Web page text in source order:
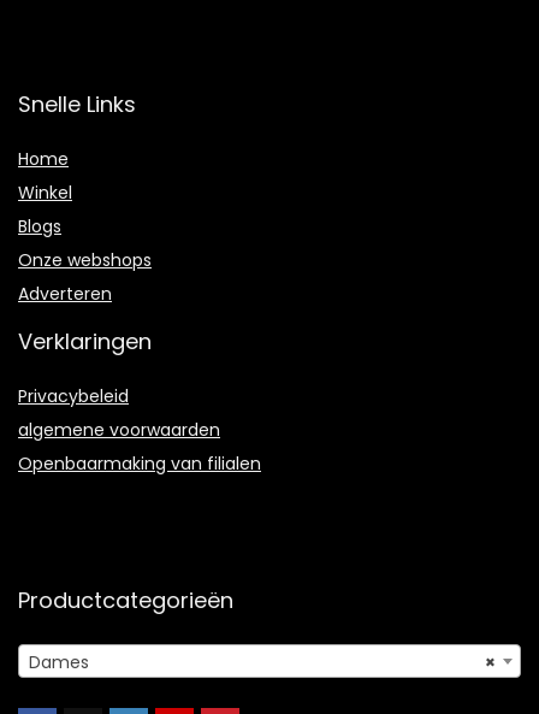
Snelle Links
Home
Winkel
Blogs
Onze webshops
Adverteren
Verklaringen
Privacybeleid
algemene voorwaarden
Openbaarmaking van filialen
Productcategorieën
×
Dames